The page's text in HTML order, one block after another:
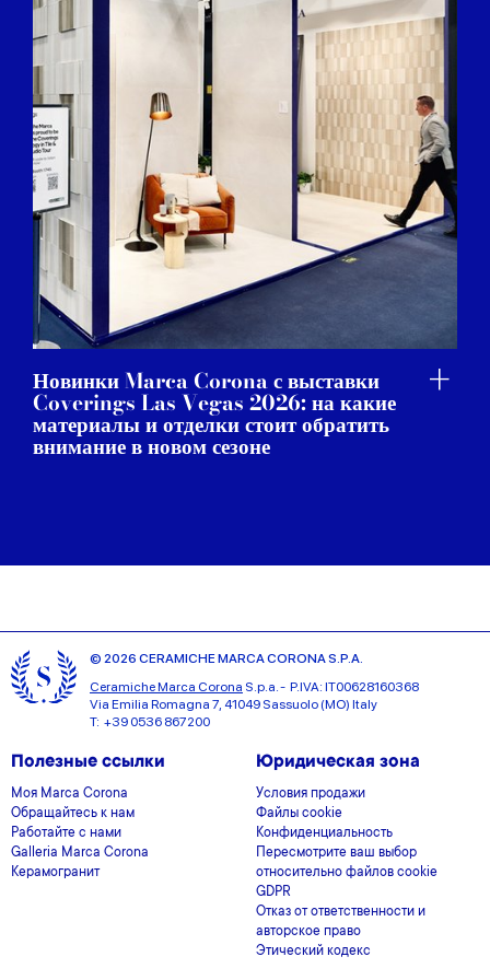
Новинки Marca Corona с выставки
Coverings Las Vegas 2026: на какие
материалы и отделки стоит обратить
внимание в новом сезоне
© 2026 CERAMICHE MARCA CORONA S.P.A.
Ceramiche Marca Corona S.p.a. - P.IVA: IT00628160368
Via Emilia Romagna 7, 41049 Sassuolo (MO) Italy
T: +39 0536 867200
Полезные ссылки
Моя Marca Corona
Обращайтесь к нам
Работайте с нами
Galleria Marca Corona
Керамогранит
Юридическая зона
Условия продажи
Файлы cookie
Конфиденциальность
Пересмотрите ваш выбор
относительно файлов cookie
GDPR
Отказ от ответственности и
авторское право
Этический кодекс